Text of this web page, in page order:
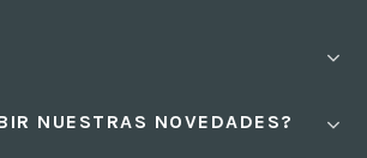
NUESTRAS NOVEDADES?